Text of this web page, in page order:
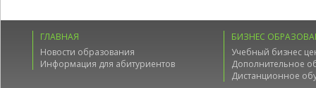
ГЛАВНАЯ
Новости образования
Информация для абитуриентов
БИЗНЕС
Учебный бизнес
Дополнительное
Дистанционное